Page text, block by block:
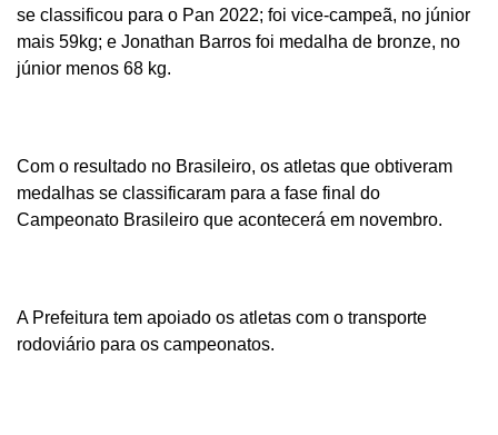
se classificou para o Pan 2022; foi vice-campeã, no júnior
mais 59kg; e Jonathan Barros foi medalha de bronze, no
júnior menos 68 kg.
Com o resultado no Brasileiro, os atletas que obtiveram
medalhas se classificaram para a fase final do
Campeonato Brasileiro que acontecerá em novembro.
A Prefeitura tem apoiado os atletas com o transporte
rodoviário para os campeonatos.